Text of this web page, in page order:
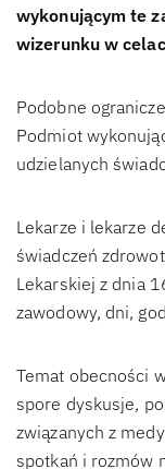
wykonującym te
wizerunku w
Podobne
Podmiot
udzielanych
Lekarze i lekarze
świadczeń
Lekarskiej z dnia
zawodowy, dni,
Temat obecności
spore dyskusje,
związanych z
spotkań i rozmów